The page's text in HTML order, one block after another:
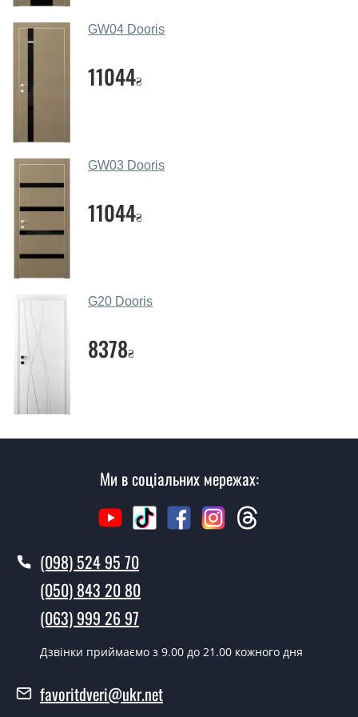
салоні-магазині.
ваших міжкімнатних дверей?
накладками товщиною 20 мм. Завдяки такій товщині
МДФ, вся конструкція виходить дуже міцною та
Які дверні полотна порадите?
Наші рекомендації залежать від необхідних
параметрів, бюджету та інших факторів. Підбір
дверних полотен проводиться індивідуально для
кожного відвідувача.
Так, робимо. Наші фахівці можуть зробити замір та
консультацію на виїзді. Кожен співробітник має з
собою каталоги кольорів та візерунків. Після виміру та
консультації Ви можете оформити заявку, не
Ви робите установку дверних
Так робимо. Монтаж дверних полотен проводиться
згідно з чергою, у всі дні крім неділі.
Скільки коштує встановлення дверей
NC01?
Можна на сьогодні викликати
GW04 Dooris
11044₴
GW03 Dooris
11044₴
G20 Dooris
8378₴
Ми в соціальних мережах:
(098) 524 95 70
(050) 843 20 80
(063) 999 26 97
Дзвінки приймаємо з 9.00 до 21.00 кожного дня
favoritdveri@ukr.net